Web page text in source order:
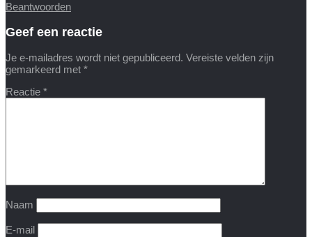
Beantwoorden
Geef een reactie
Je e-mailadres wordt niet gepubliceerd. Vereiste velden zijn
gemarkeerd met *
Reactie *
Naam
E-mail